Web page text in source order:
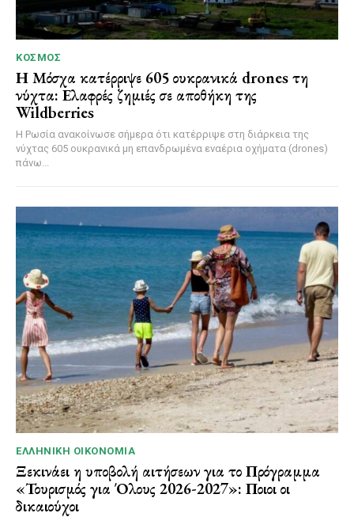
ΚΌΣΜΟΣ
Η Μόσχα κατέρριψε 605 ουκρανικά drones τη
νύχτα: Ελαφρές ζημιές σε αποθήκη της
Wildberries
Η Ρωσία ανακοίνωσε σήμερα ότι κατέρριψε στη διάρκεια της
νύχτας 605 ουκρανικά μη επανδρωμένα εναέρια οχήματα (drones)
πάνω...
ΕΛΛΗΝΙΚΉ ΟΙΚΟΝΟΜΊΑ
Ξεκινάει η υποβολή αιτήσεων για το Πρόγραμμα
«Τουρισμός για Όλους 2026-2027»: Ποιοι οι
δικαιούχοι